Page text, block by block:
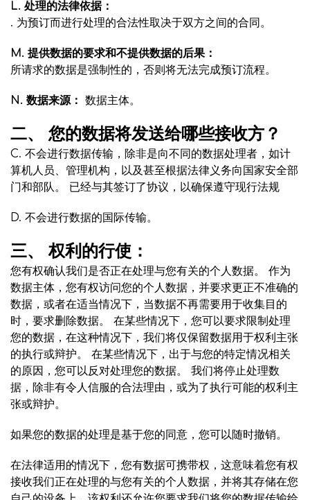
L. 处理的法律依据：
. 为预订而进行处理的合法性取决于双方之间的合同。
M. 提供数据的要求和不提供数据的后果：
所请求的数据是强制性的，否则将无法完成预订流程。
N. 数据来源： 数据主体。
二、 您的数据将发送给哪些接收方？
C. 不会进行数据传输，除非是向不同的数据处理者，如计
算机人员、管理机构，以及甚至根据法律义务向国家安全部
门和部队。 已经与其签订了协议，以确保遵守现行法规
D. 不会进行数据的国际传输。
三、 权利的行使：
您有权确认我们是否正在处理与您有关的个人数据。 作为
数据主体，您有权访问您的个人数据，并要求更正不准确的
数据，或者在适当情况下，当数据不再需要用于收集目的
时，要求删除数据。 在某些情况下，您可以要求限制处理
您的数据，在这种情况下，我们将仅保留数据用于权利主张
的执行或辩护。 在某些情况下，出于与您的特定情况相关
的原因，您可以反对处理您的数据。 我们将停止处理数
据，除非有令人信服的合法理由，或为了执行可能的权利主
张或辩护。
如果您的数据的处理是基于您的同意，您可以随时撤销。
在法律适用的情况下，您有数据可携带权，这意味着您有权
接收我们正在处理的与您有关的个人数据，并将其存储在您